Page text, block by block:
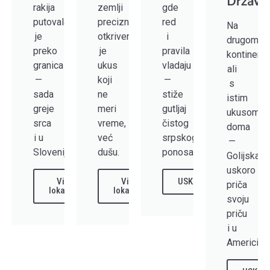
rakija
putovala
je
preko
granica
—
sada
greje
srca
i u
Sloveniji.
Vidi
lokacije
zemlji
preciznosti,
otkriven
je
ukus
koji
ne
meri
vreme,
već
dušu.
Vidi
lokacije
gde
red
i
pravila
vladaju
—
stiže
gutljaj
čistog
srpskog
ponosa.
USKORO
Na
drugom
ali
s
istim
ukusom
doma
—
Golijska
uskoro
priča
svoju
priču
i u
Americi